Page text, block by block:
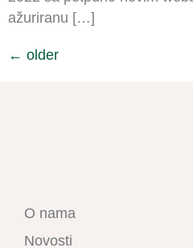
ažuriranu […]
← older
O nama
Novosti